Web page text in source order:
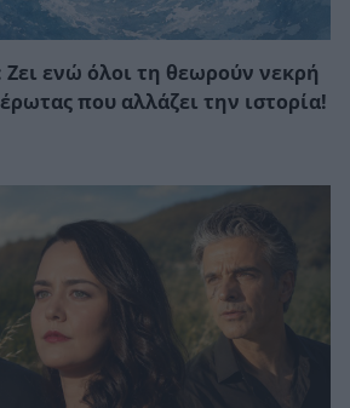
Ζει ενώ όλοι τη θεωρούν νεκρή
που αλλάζει την ιστορία!